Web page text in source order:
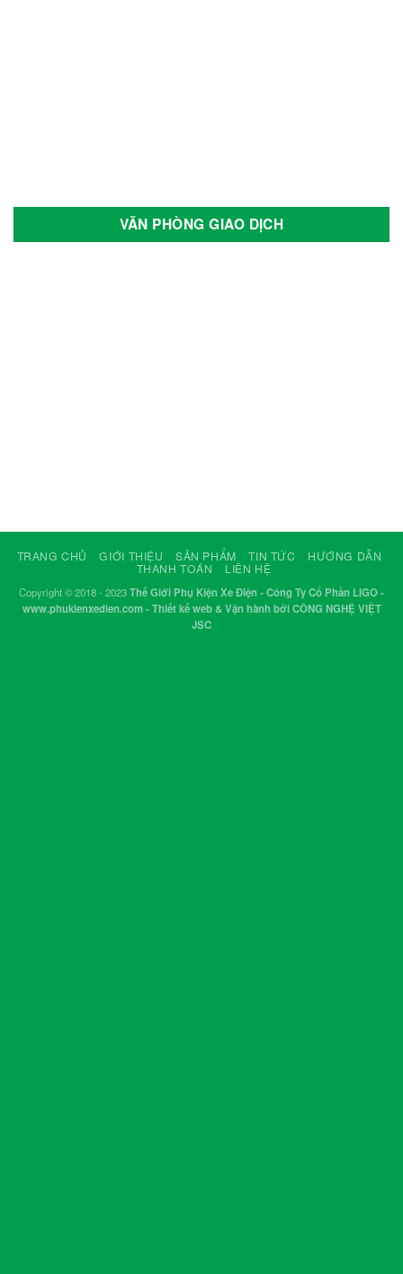
VĂN PHÒNG GIAO DỊCH
TRANG CHỦ GIỚI THIỆU SẢN PHẨM TIN TỨC
HƯỚNG DẪN
THANH TOÁN
LIÊN HỆ
Copyright © 2018 - 2023Thế Giới Phụ Kiện Xe Điện - Công Ty Cổ Phần LIGO -
www.phukienxedien.com - Thiết kế web & Vận hành bởi CÔNG NGHỆ VIỆT
JSC